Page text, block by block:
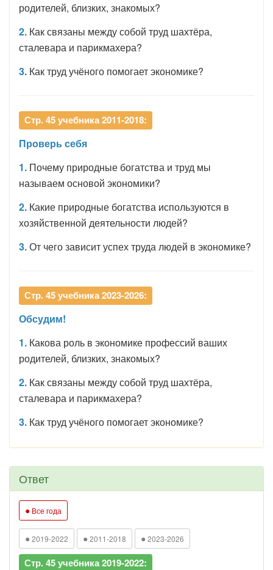
родителей, близких, знакомых?
2. Как связаны между собой труд шахтёра,
сталевара и парикмахера?
3. Как труд учёного помогает экономике?
Стр. 45 учебника 2011-2018:
Проверь себя
1. Почему природные богатства и труд мы
называем основой экономики?
2. Какие природные богатства используются в
хозяйственной деятельности людей?
3.От чего зависит успех труда людей в экономике?
Стр. 45 учебника 2023-2026:
Обсудим!
1. Какова роль в экономике профессий ваших
родителей, близких, знакомых?
2. Как связаны между собой труд шахтёра,
сталевара и парикмахера?
3. Как труд учёного помогает экономике?
Ответ
● Все года
● 2019-2022 ● 2011-2018 ● 2023-2026
Стр. 45 учебника 2019-2022: